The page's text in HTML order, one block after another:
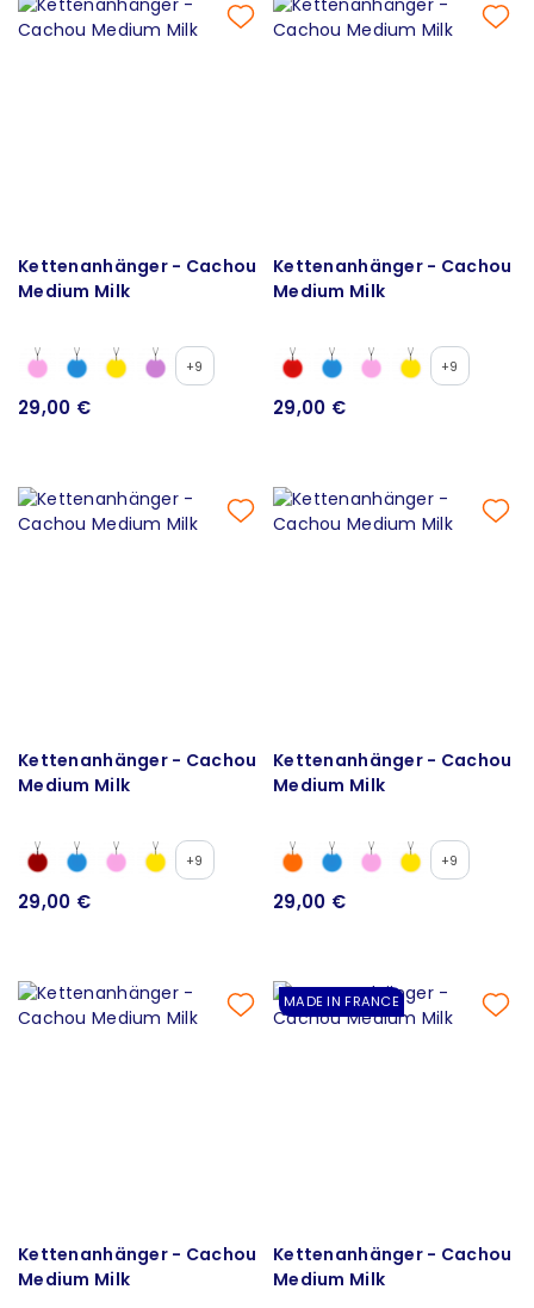
Kettenanhänger - Cachou
Medium Milk
+9
29,00 €
Kettenanhänger - Cachou
Medium Milk
+9
29,00 €
Kettenanhänger - Cachou
Medium Milk
+9
29,00 €
Kettenanhänger - Cachou
Medium Milk
+9
29,00 €
Kettenanhänger - Cachou
Medium Milk
MADE IN FRANCE
Kettenanhänger - Cachou
Medium Milk